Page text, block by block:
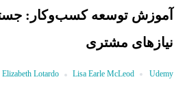
آموزش توسعه کسب‌وکار:
نیازهای مشتری
Udemy
Elizabeth Lotardo Lisa Earle McLeod